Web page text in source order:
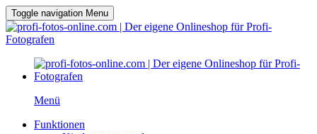
Toggle navigation Menu
Menü
Funktionen